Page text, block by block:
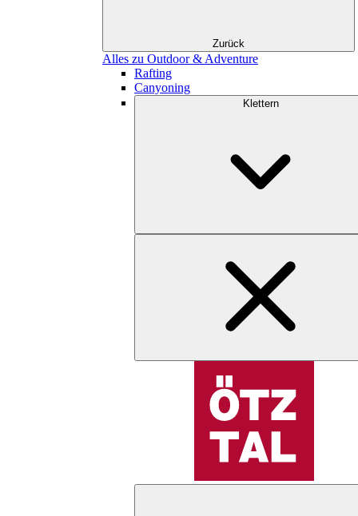
Zurück
Alles zu Outdoor & Adventure
Rafting
Canyoning
Klettern